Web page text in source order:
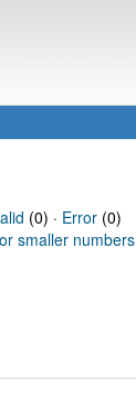
(0) · Error(0)
smaller numbers